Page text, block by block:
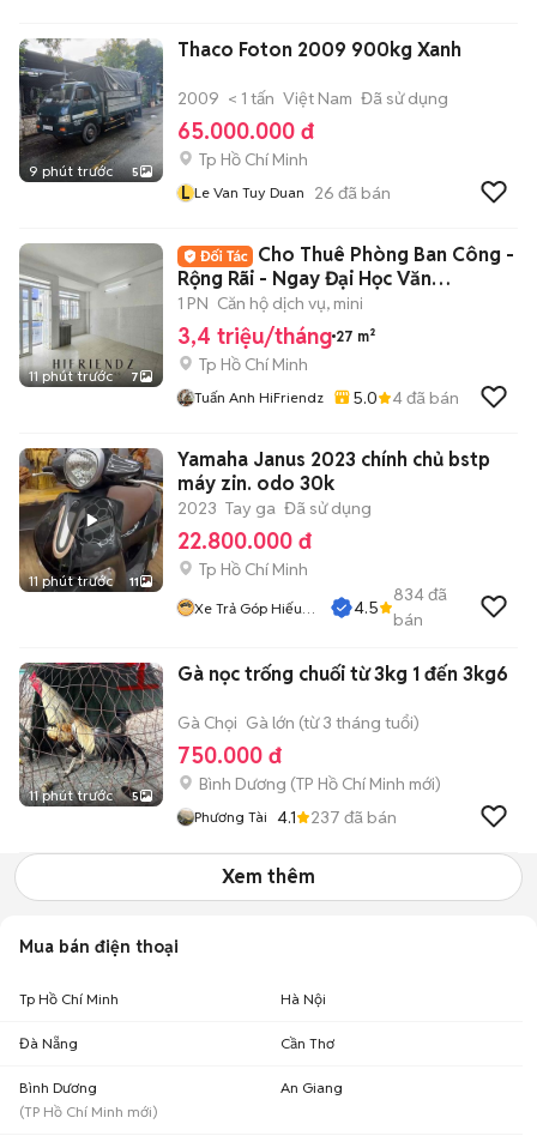
9 phút trước 5
Thaco Foton 2009 900kg Xanh
2009 < 1 tấn Việt Nam Đã sử dụng
65.000.000 đ
Tp Hồ Chí Minh
L Le Van Tuy Duan 26 đã bán
11 phút trước 7
Cho Thuê Phòng Ban Công -
Rộng Rãi - Ngay Đại Học Văn
Hiến,Đầm Sen
1 PN Căn hộ dịch vụ, mini
3,4 triệu/tháng 27 m²
Tp Hồ Chí Minh
Tuấn Anh HiFriendz 5.0 4đã bán
11 phút trước 11
Yamaha Janus 2023 chính chủ bstp
máy zin. odo 30k
2023 Tay ga Đã sử dụng
22.800.000 đ
Tp Hồ Chí Minh
Xe Trả Góp Hiếu
4.5
834đã
bán
11 phút trước 5
Gà nọc trống chuối từ 3kg 1 đến 3kg6
Gà Chọi Gà lớn (từ 3 tháng tuổi)
750.000 đ
Bình Dương (TP Hồ Chí Minh mới)
Phương Tài 4.1 237 đã bán
Xem thêm
Mua bán điện thoại
Tp Hồ Chí Minh Hà Nội
Đà Nẵng Cần Thơ
Bình Dương
(TP Hồ Chí Minh mới)
An Giang